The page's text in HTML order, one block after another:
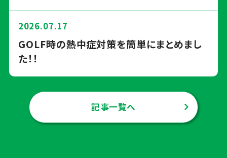
2026.07.17
GOLF時の熱中症対策を簡単にまとめまし
た！！
記事一覧へ